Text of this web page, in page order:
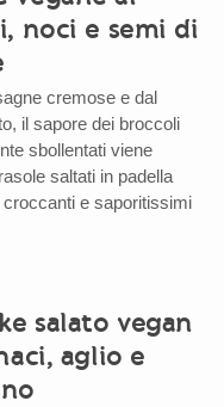
noci e semi di
cremose e dal
il sapore dei broccoli
sbollentati viene
saltati in padella
e saporitissimi
salato vegan
aglio e